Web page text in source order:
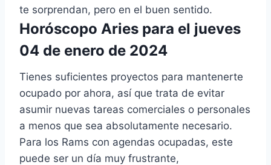
te sorprendan, pero en el buen sentido.
Horóscopo Aries para el jueves
04 de enero de 2024
Tienes suficientes proyectos para mantenerte
ocupado por ahora, así que trata de evitar
asumir nuevas tareas comerciales o personales
a menos que sea absolutamente necesario.
Para los Rams con agendas ocupadas, este
puede ser un día muy frustrante,